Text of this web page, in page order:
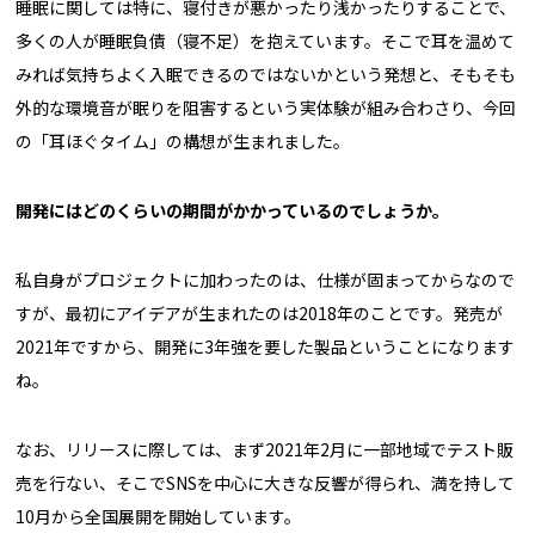
睡眠に関しては特に、寝付きが悪かったり浅かったりすることで、
多くの人が睡眠負債（寝不足）を抱えています。そこで耳を温めて
みれば気持ちよく入眠できるのではないかという発想と、そもそも
外的な環境音が眠りを阻害するという実体験が組み合わさり、今回
の「耳ほぐタイム」の構想が生まれました。
――開発にはどのくらいの期間がかかっているのでしょうか。
私自身がプロジェクトに加わったのは、仕様が固まってからなので
すが、最初にアイデアが生まれたのは2018年のことです。発売が
2021年ですから、開発に3年強を要した製品ということになります
ね。
なお、リリースに際しては、まず2021年2月に一部地域でテスト販
売を行ない、そこでSNSを中心に大きな反響が得られ、満を持して
10月から全国展開を開始しています。